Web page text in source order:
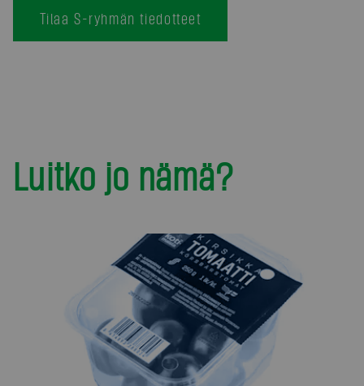
Tilaa S-ryhmän tiedotteet
Luitko jo nämä?